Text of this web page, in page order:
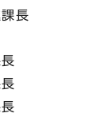
長